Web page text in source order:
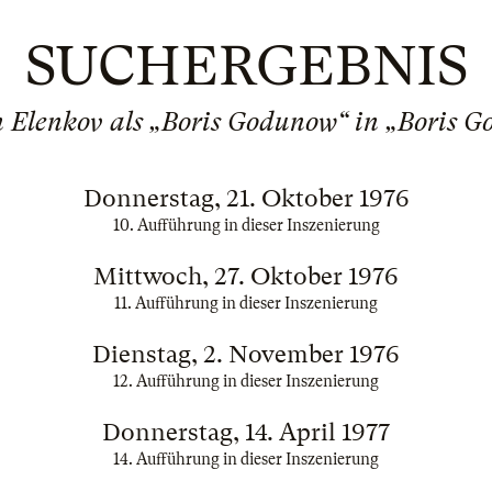
SUCHERGEBNIS
Elenkov als „Boris Godunow“ in „Boris
Donnerstag, 21. Oktober 1976
10. Aufführung in dieser Inszenierung
Mittwoch, 27. Oktober 1976
11. Aufführung in dieser Inszenierung
Dienstag, 2. November 1976
12. Aufführung in dieser Inszenierung
Donnerstag, 14. April 1977
14. Aufführung in dieser Inszenierung